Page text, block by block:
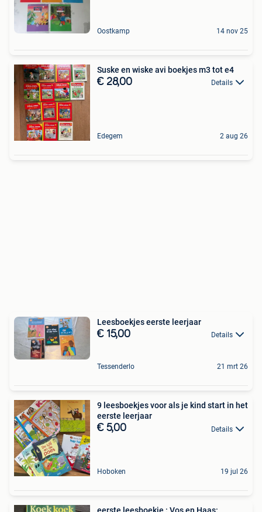
Oostkamp 14 nov 25
Suske en wiske avi boekjes m3 tot e4
€ 28,00 Details
Edegem 2 aug 26
Leesboekjes eerste leerjaar
€ 15,00 Details
Tessenderlo 21 mrt 26
9 leesboekjes voor als je kind start in het
eerste leerjaar
€ 5,00 Details
Hoboken 19 jul 26